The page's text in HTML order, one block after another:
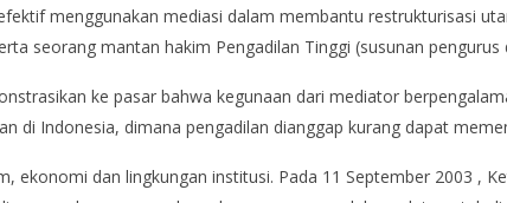
menggunakan mediasi dalam membantu restrukturisasi
seorang mantan hakim Pengadilan Tinggi (susunan
ke pasar bahwa kegunaan dari mediator
di Indonesia, dimana pengadilan dianggap kurang dapat
ekonomi dan lingkungan institusi. Pada 11 September 2003 ,